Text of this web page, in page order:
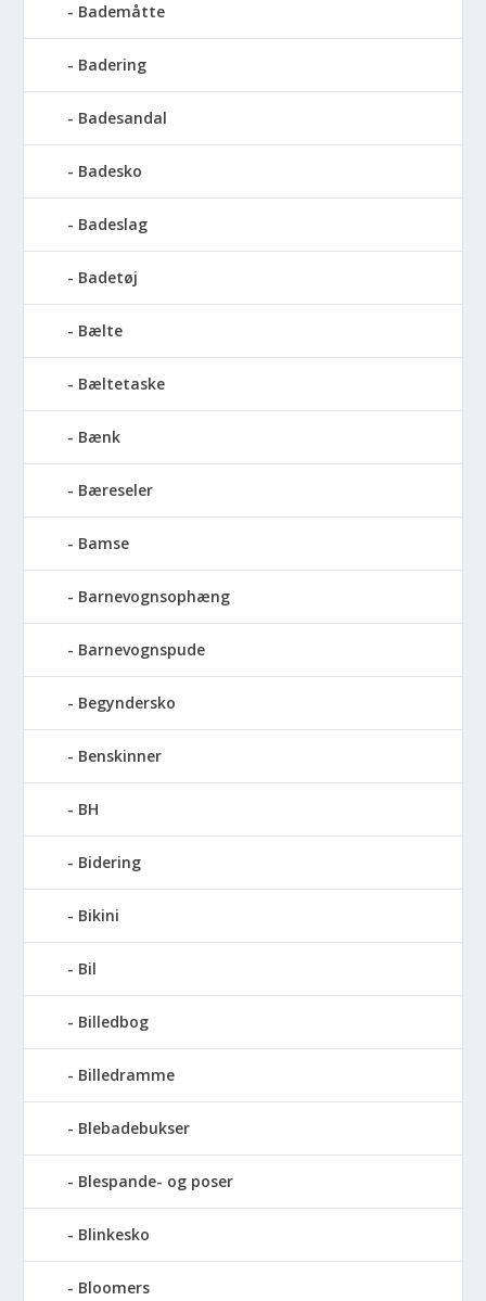
Bademåtte
Badering
Badesandal
Badesko
Badeslag
Badetøj
Bælte
Bæltetaske
Bænk
Bæreseler
Bamse
Barnevognsophæng
Barnevognspude
Begyndersko
Benskinner
BH
Bidering
Bikini
Bil
Billedbog
Billedramme
Blebadebukser
Blespande- og poser
Blinkesko
Bloomers